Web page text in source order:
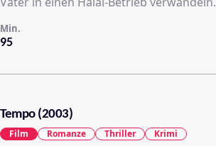
95
Min.
Tempo (2003)
Film Romanze Thriller Krimi